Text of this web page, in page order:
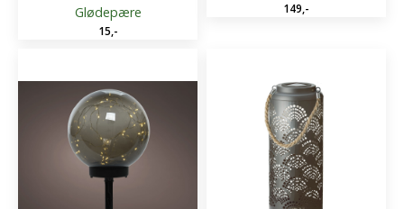
Glødepære
15,-
149,-